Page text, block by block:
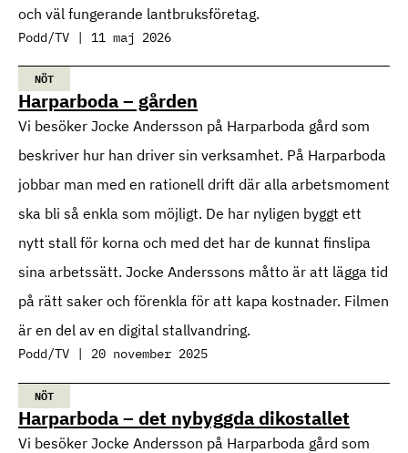
och väl fungerande lantbruksföretag.
Podd/TV | 11 maj 2026
NÖT
Harparboda – gården
Vi besöker Jocke Andersson på Harparboda gård som
beskriver hur han driver sin verksamhet. På Harparboda
jobbar man med en rationell drift där alla arbetsmoment
ska bli så enkla som möjligt. De har nyligen byggt ett
nytt stall för korna och med det har de kunnat finslipa
sina arbetssätt. Jocke Anderssons måtto är att lägga tid
på rätt saker och förenkla för att kapa kostnader. Filmen
är en del av en digital stallvandring.
Podd/TV | 20 november 2025
NÖT
Harparboda – det nybyggda dikostallet
Vi besöker Jocke Andersson på Harparboda gård som